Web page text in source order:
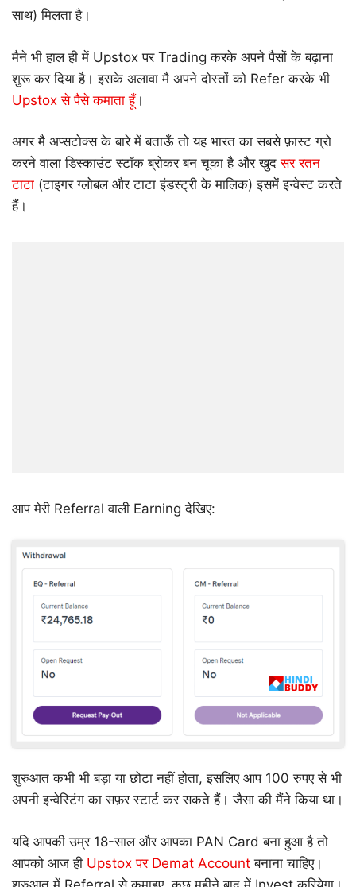
साथ) मिलता है।
मैने भी हाल ही में Upstox पर Trading करके अपने पैसों के बढ़ाना
शुरू कर दिया है। इसके अलावा मै अपने दोस्तों को Refer करके भी
Upstox से पैसे कमाता हूँ।
अगर मै अप्सटोक्स के बारे में बताऊँ तो यह भारत का सबसे फ़ास्ट ग्रो
करने वाला डिस्काउंट स्टॉक ब्रोकर बन चूका है और खुदसर रतन
टाटा (टाइगर ग्लोबल और टाटा इंडस्ट्री के मालिक) इसमें इन्वेस्ट करते
हैं।
आप मेरी Referral वाली Earning देखिए:
शुरुआत कभी भी बड़ा या छोटा नहीं होता, इसलिए आप 100 रुपए से भी
अपनी इन्वेस्टिंग का सफ़र स्टार्ट कर सकते हैं। जैसा की मैंने किया था।
यदि आपकी उम्र 18-साल और आपका PAN Card बना हुआ है तो
आपको आज ही Upstox पर Demat Account बनाना चाहिए।